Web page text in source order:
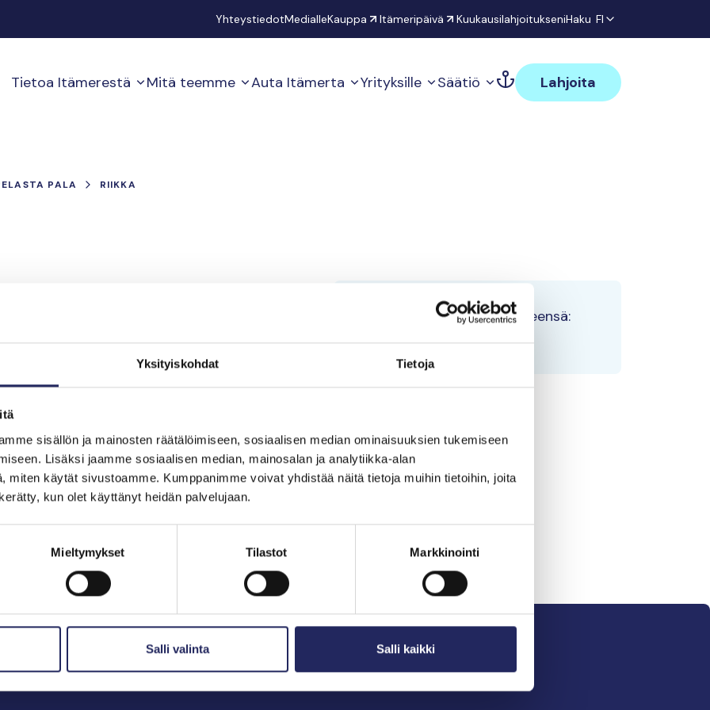
Yksityiskohdat Tietoja
sisällön ja mainosten räätälöimiseen, sosiaalisen median ominaisuuksien tukemiseen
Lisäksi jaamme sosiaalisen median, mainosalan ja analytiikka-alan
miten käytät sivustoamme. Kumppanimme voivat yhdistää näitä tietoja muihin tietoihin, joita
kun olet käyttänyt heidän palvelujaan.
Mieltymykset Tilastot Markkinointi
Salli valinta Salli kaikki
YhteystiedotMedialleKauppa Itämeripäivä KuukausilahjoitukseniHaku FI
Tietoa Itämerestä Mitä teemme Auta Itämerta Yrityksille Säätiö Lahjoita
PALA RIIKKA
Tiimin lahjoitukset yhteensä:
0 €